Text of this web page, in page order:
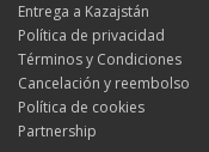
Entrega a Kazajstán
Política de privacidad
Términos y Condiciones
Cancelación y reembolso
Política de cookies
Partnership